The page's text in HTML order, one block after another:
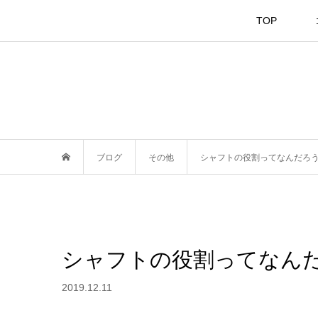
TOP
ブログ その他 シャフトの役割ってなんだろ
シャフトの役割ってなん
2019.12.11